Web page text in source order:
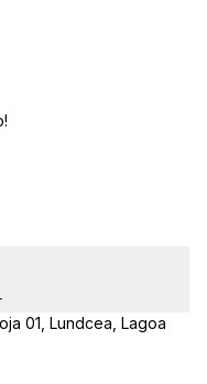
01, Lundcea, Lagoa